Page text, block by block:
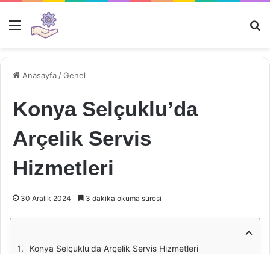
Menü
Anasayfa /Genel
Konya Selçuklu’da
Arçelik Servis
Hizmetleri
30 Aralık 2024 3 dakika okuma süresi
Konya Selçuklu'da Arçelik Servis Hizmetleri